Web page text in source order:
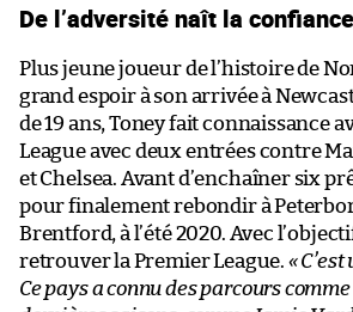
De l’adversité naît la confiance
Plus jeune joueur de l’histoire de
grand espoir à son arrivée à
de 19 ans, Toney fait connaissance
League avec deux entrées contre
et Chelsea. Avant d’enchaîner six
pour finalement rebondir à
Brentford, à l’été 2020. Avec
retrouver la Premier League. «
Ce pays a connu des parcours